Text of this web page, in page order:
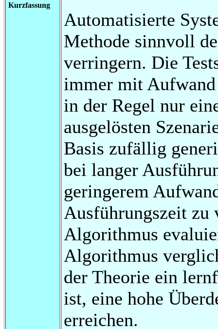
Kurzfassung
Automatisierte
Methode sinnvoll
verringern. Die
immer mit Aufwand
in der Regel nur
ausgelösten
Basis zufällig
bei langer
geringerem
Ausführungszeit
Algorithmus
Algorithmus
der Theorie ein
ist, eine hohe
erreichen.